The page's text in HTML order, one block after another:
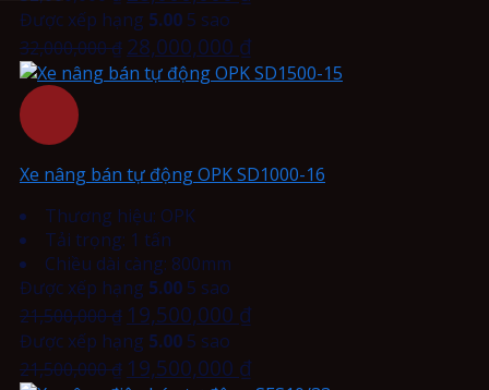
Được xếp hạng 5.00 5 sao
32,000,000₫ 28,000,000 ₫
Xe nâng bán tự động OPK SD1000-16
Thương hiệu: OPK
Tải trọng: 1 tấn
Chiều dài càng: 800mm
Được xếp hạng 5.00 5 sao
21,500,000₫ 19,500,000 ₫
Được xếp hạng 5.00 5 sao
21,500,000₫ 19,500,000 ₫